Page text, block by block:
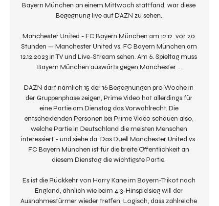
Bayern München an einem Mittwoch stattfand, war diese
Begegnung live auf DAZN zu sehen.
Manchester United - FC Bayern München am 12.12. vor 20
Stunden — Manchester United vs. FC Bayern München am
12.12.2023 in TV und Live-Stream sehen. Am 6. Spieltag muss
Bayern München auswärts gegen Manchester ...
DAZN darf nämlich 15 der 16 Begegnungen pro Woche in
der Gruppenphase zeigen, Prime Video hat allerdings für
eine Partie am Dienstag das Vorwahlrecht. Die
entscheidenden Personen bei Prime Video schauen also,
welche Partie in Deutschland die meisten Menschen
interessiert - und siehe da: Das Duell Manchester United vs.
FC Bayern München ist für die breite Öffentlichkeit an
diesem Dienstag die wichtigste Partie.
Es ist die Rückkehr von Harry Kane im Bayern-Trikot nach
England, ähnlich wie beim 4:3-Hinspielsieg will der
Ausnahmestürmer wieder treffen. Logisch, dass zahlreiche